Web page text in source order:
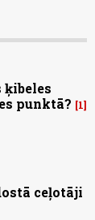
punktā?
1
ceļotāji